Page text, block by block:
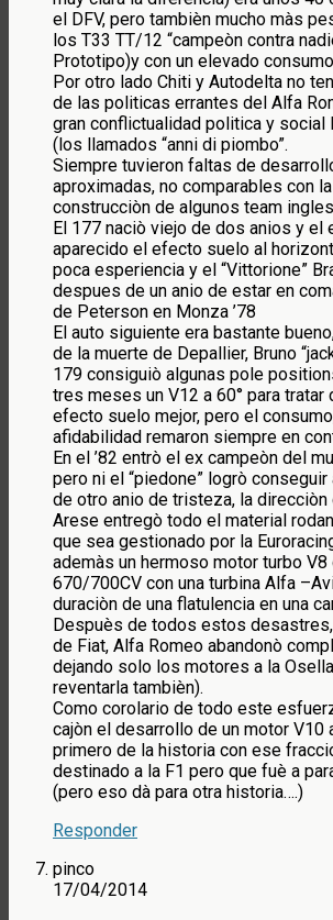
el DFV, pero tambièn mucho màs
los T33 TT/12 “campeòn contra
Prototipo)y con un elevado
Por otro lado Chiti y Autodelta no
de las politicas errantes del Alfa
gran conflictualidad politica y social
(los llamados “anni di piombo”.
Siempre tuvieron faltas de
aproximadas, no comparables con
construcciòn de algunos team
El 177 naciò viejo de dos anios y el
aparecido el efecto suelo al
poca esperiencia y el “Vittorione”
despues de un anio de estar en
de Peterson en Monza ’78
El auto siguiente era bastante
de la muerte de Depallier, Bruno
179 consiguiò algunas pole
tres meses un V12 a 60° para tratar
efecto suelo mejor, pero el
afidabilidad remaron siempre en
En el ’82 entrò el ex campeòn del
pero ni el “piedone” logrò
de otro anio de tristeza, la
Arese entregò todo el material
que sea gestionado por la
ademàs un hermoso motor turbo
670/700CV con una turbina Alfa
duraciòn de una flatulencia en una
Despuès de todos estos
de Fiat, Alfa Romeo abandonò
dejando solo los motores a la
reventarla tambièn).
Como corolario de todo este
cajòn el desarrollo de un motor V10
primero de la historia con ese
destinado a la F1 pero que fuè a
(pero eso dà para otra historia….)
Responder
pinco
17/04/2014